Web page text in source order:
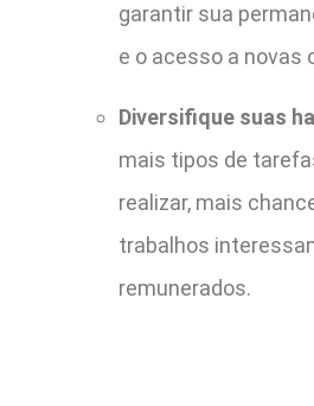
garantir sua
e o acesso a novas
Diversifique suas
mais tipos de
realizar, mais
trabalhos
remunerados.